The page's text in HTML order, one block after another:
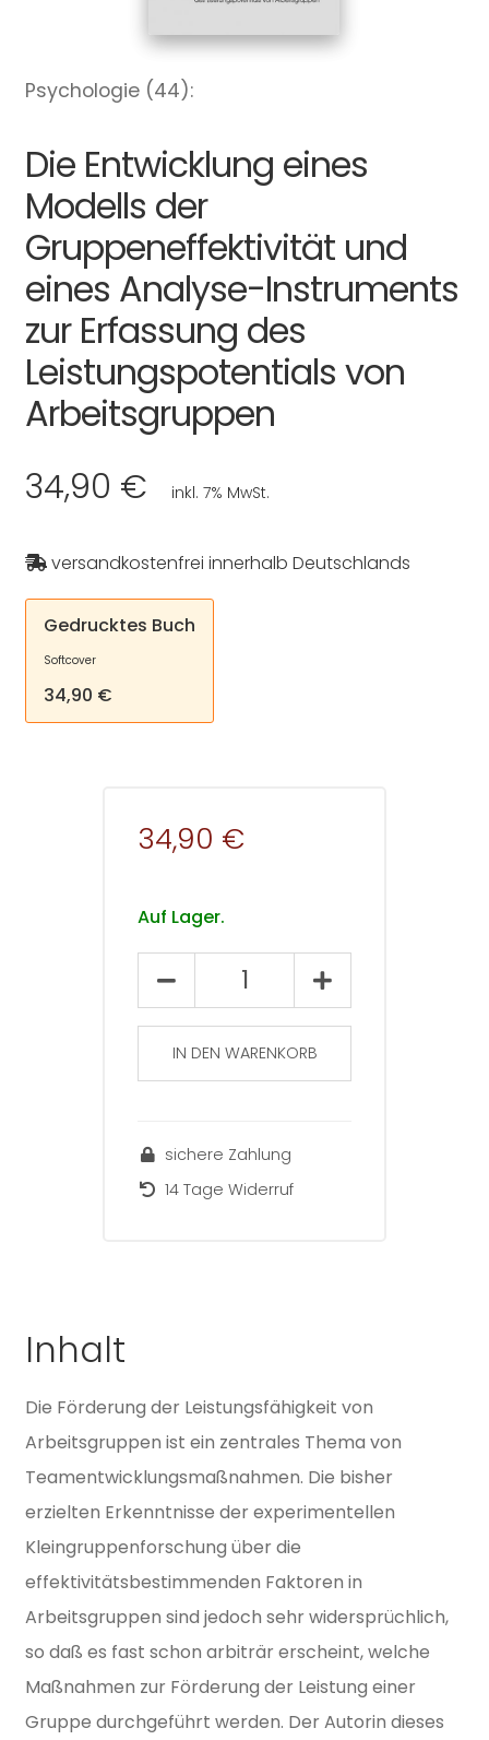
Psychologie (44):
Die Entwicklung eines
Modells der
Gruppeneffektivität und
eines Analyse-Instruments
zur Erfassung des
Leistungspotentials von
Arbeitsgruppen
34,90 € inkl. 7% MwSt.
versandkostenfrei innerhalb Deutschlands
Gedrucktes Buch
Softcover
34,90 €
34,90 €
Auf Lager.
Psychologie
Menge
IN DEN WARENKORB
sichere Zahlung
14 Tage Widerruf
Inhalt
Die Förderung der Leistungsfähigkeit von
Arbeitsgruppen ist ein zentrales Thema von
Teamentwicklungsmaßnahmen. Die bisher
erzielten Erkenntnisse der experimentellen
Kleingruppenforschung über die
effektivitätsbestimmenden Faktoren in
Arbeitsgruppen sind jedoch sehr widersprüchlich,
so daß es fast schon arbiträr erscheint, welche
Maßnahmen zur Förderung der Leistung einer
Gruppe durchgeführt werden. Der Autorin dieses